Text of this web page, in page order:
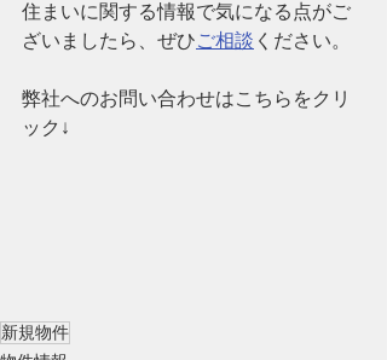
住まいに関する情報で気になる点がご
ざいましたら、ぜひご相談 ください。
弊社へのお問い合わせはこちらをクリ
ック↓
新規物件